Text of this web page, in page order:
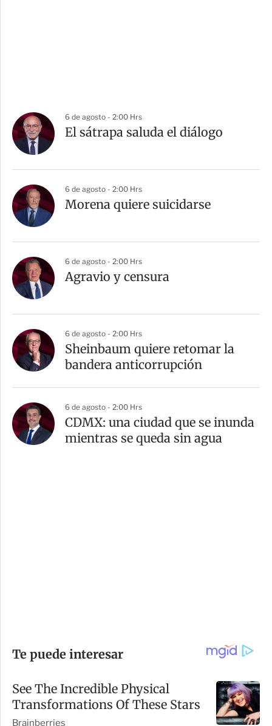
6 de agosto - 2:00 Hrs
El sátrapa saluda el diálogo
6 de agosto - 2:00 Hrs
Morena quiere suicidarse
6 de agosto - 2:00 Hrs
Agravio y censura
6 de agosto - 2:00 Hrs
Sheinbaum quiere retomar la
bandera anticorrupción
6 de agosto - 2:00 Hrs
CDMX: una ciudad que se inunda
mientras se queda sin agua